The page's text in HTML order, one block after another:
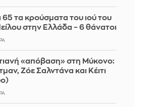
65 τα κρούσματα του ιού του
στην Ελλάδα – 6 θάνατοι
«απόβαση» στη Μύκονο:
Ζόε Σαλντάνα και Κέιτι